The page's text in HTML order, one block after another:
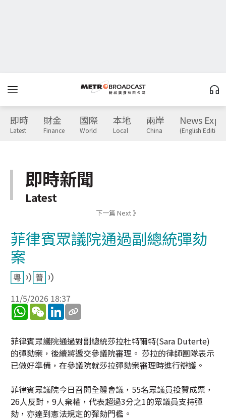
即時
Latest
財金
Finance
國際
World
本地
Local
兩岸
China
News
(English Edition)
即時新聞
Latest
下一篇 Next 》
菲律賓眾議院通過副總統彈劾
案
11/5/2026 18:37
WhatsApp
WeChatLinkedIn
菲律賓眾議院通過對副總統莎拉杜特爾特(Sara Duterte)
的彈劾案，後續將遞交參議院審理。 莎拉的律師團隊表示
已做好準備，在參議院就莎拉彈劾案審理時進行辯護。
菲律賓眾議院今日召開全體會議，55名眾議員投贊成票，
26人反對，9人棄權，代表超過3分之1的眾議員支持彈
劾，亦達到憲法規定的彈劾門檻。